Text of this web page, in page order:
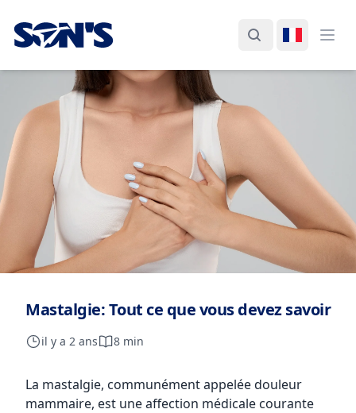
Laboratorios Química Son's
Rechercher
Changer
Mastalgie: Tout ce que vous devez savoir
il y a 2 ans 8 min
La mastalgie, communément appelée douleur
mammaire, est une affection médicale courante